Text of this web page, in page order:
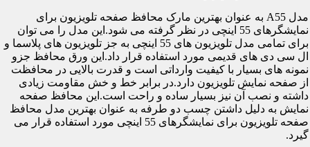
مدل A55 به عنوان بهترین مارک محافظ صفحه تلویزیون برای
نمایشگرهای 55 اینچی در نظر گرفته می شود.این مدل را می توان
برای تمامی مدل تلویزیون های 55 اینچی به جز تلویزیون های پلاسما و
ال سی دی های قدیمی مورد استفاده قرار داد.این ورق محافظ جزو
نمونه های بسیار با کیفیت وارداتی است و قدرت بالایی در محافظت
از صفحه نمایش تلویزیون دارد.در برابر خط و خش مقاومت زیادی
داشته و نصب آن نیز بسیار ساده و راحت است.این محافظ صفحه
نمایش به دلیل داشتن چسب دو طرفه به عنوان بهترین مدل محافظ
صفحه تلویزیون برای نمایشگرهای 55 اینچی مورد استفاده قرار می
گیرد.